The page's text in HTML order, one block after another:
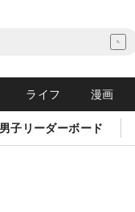
ライフ 漫画
子リーダーボード